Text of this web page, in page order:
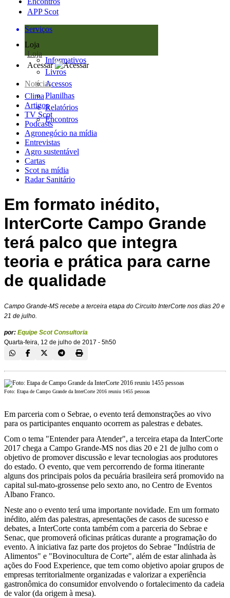
APP Scot
Serviços
Loja
Loja
Informativos
Livros
Acessos
Planilhas
Relatórios
Encontros
Acessar
Notícias
Clima
Artigos
TV Scot
Podcasts
Agronegócio na mídia
Entrevistas
Agro sustentável
Cartas
Scot na mídia
Radar Sanitário
Em formato inédito,
InterCorte Campo Grande
terá palco que integra
teoria e prática para carne
de qualidade
Campo Grande-MS recebe a terceira etapa do Circuito InterCorte nos dias 20 e
21 de julho.
por: Equipe Scot Consultoria
Quarta-feira, 12 de julho de 2017 - 5h50
Foto: Etapa de Campo Grande da InterCorte 2016 reuniu 1455 pessoas
Em parceria com o Sebrae, o evento terá demonstrações ao vivo
para os participantes enquanto ocorrem as palestras e debates.
Com o tema "Entender para Atender", a terceira etapa da InterCorte
2017 chega a Campo Grande-MS nos dias 20 e 21 de julho com o
objetivo de promover discussão e levar tecnologias aos produtores
do estado. O evento, que vem percorrendo de forma itinerante
alguns dos principais polos da pecuária brasileira será promovido na
capital sul-mato-grossense pelo sexto ano, no Centro de Eventos
Albano Franco.
Neste ano o evento terá uma importante novidade. Em um formato
inédito, além das palestras, apresentações de casos de sucesso e
debates, a InterCorte conta também com a parceria do Sebrae e
Senac, que promoverá oficinas práticas durante a programação do
evento. A iniciativa faz parte dos projetos do Sebrae "Indústria de
Alimentos" e "Bovinocultura de Corte", além de estar alinhada às
ações do Food Experience, que tem como objetivo apoiar grupos de
empresas territorialmente organizadas e valorizar a experiência
gastronômica do consumidor envolvendo o fortalecimento da cadeia
de valor (da origem à mesa).